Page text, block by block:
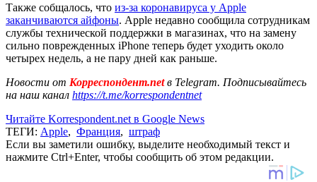
Также собщалось, что из-за коронавируса у Apple
заканчиваются айфоны. Apple недавно сообщила сотрудникам
службы технической поддержки в магазинах, что на замену
сильно поврежденных iPhone теперь будет уходить около
четырех недель, а не пару дней как раньше.
Новости от Корреспондент.netв Telegram. Подписывайтесь
на наш канал https://t.me/korrespondentnet
Читайте Korrespondent.net в Google News
ТЕГИ: Apple, Франция, штраф
Если вы заметили ошибку, выделите необходимый текст и
нажмите Ctrl+Enter, чтобы сообщить об этом редакции.